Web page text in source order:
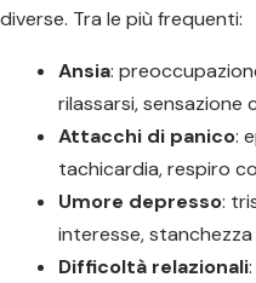
diverse. Tra le più frequenti:
Ansia:
rilassarsi,
Attacchi di panico:
tachicardia, respiro
Umore depresso:
interesse,
Difficoltà relazionali